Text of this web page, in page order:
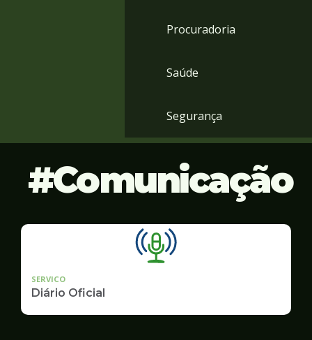
Procuradoria
Saúde
Segurança
Comunicação
SERVICO
Diário Oficial